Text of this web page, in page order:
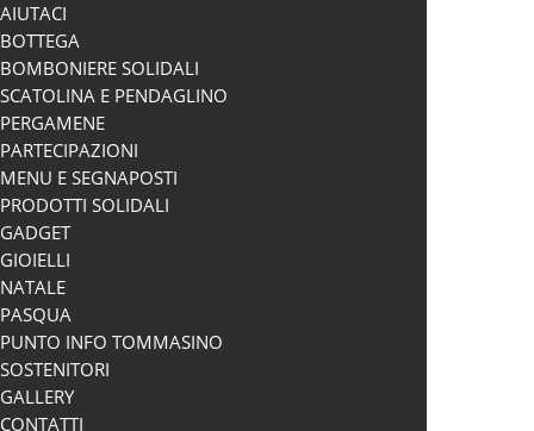
AIUTACI
BOTTEGA
BOMBONIERE SOLIDALI
SCATOLINA E PENDAGLINO
PERGAMENE
PARTECIPAZIONI
MENU E SEGNAPOSTI
PRODOTTI SOLIDALI
GADGET
GIOIELLI
NATALE
PASQUA
PUNTO INFO TOMMASINO
SOSTENITORI
GALLERY
CONTATTI